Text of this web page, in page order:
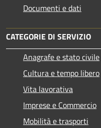
Documenti e dati
CATEGORIE DI SERVIZIO
Anagrafe e stato civile
Cultura e tempo libero
Vita lavorativa
Imprese e Commercio
Mobilità e trasporti